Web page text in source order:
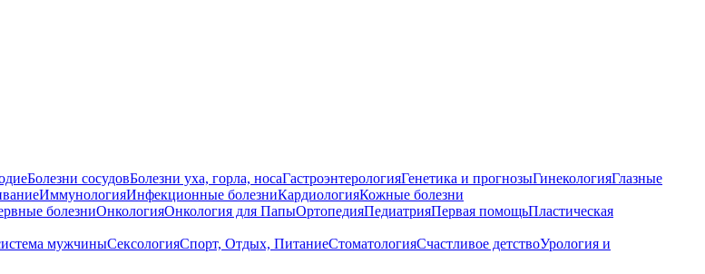
Болезни сосудовБолезни уха, горла, носаГастроэнтерологияГенетика и прогнозыГинекологияГлазные
ИммунологияИнфекционные болезниКардиологияКожные болезни
болезниОнкологияОнкология для ПапыОртопедияПедиатрияПервая помощьПластическая
мужчиныСексологияСпорт, Отдых, ПитаниеСтоматологияСчастливое детствоУрология и